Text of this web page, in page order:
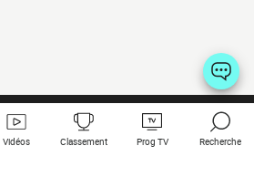
Vidéos Classement Prog TV Recherche